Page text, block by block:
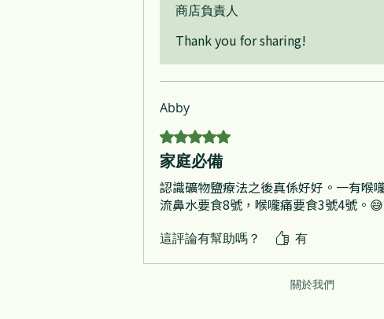
商店負責人
Thank you for sharing!
Abby
評等為 5（最高為 5 顆星）。
家庭必備
認識礦物鹽療法之後真係好好。一有喉
流鼻水要食8號，喉嚨痛要食3號4號。
這評論有幫助嗎？ 有
關於我們